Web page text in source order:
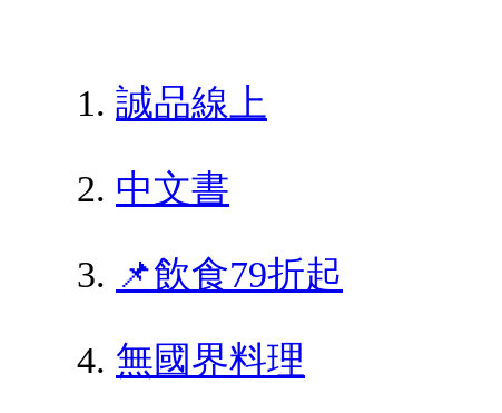
誠品線上
中文書
📌飲食79折起
無國界料理